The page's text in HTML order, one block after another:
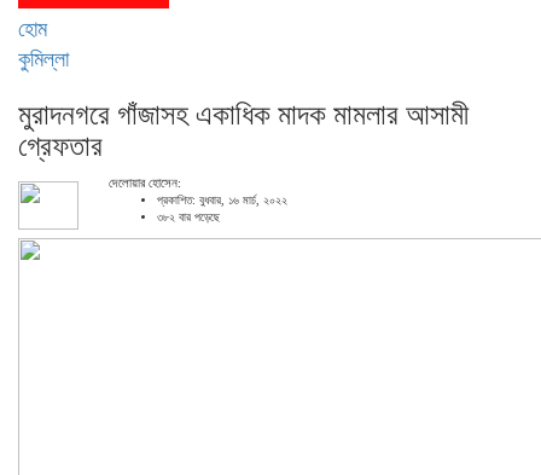
হোম
কুমিল্লা
মুরাদনগরে গাঁজাসহ একাধিক মাদক মামলার আসামী
গ্রেফতার
দেলোয়ার হোসেন:
প্রকাশিত: বুধবার, ১৬ মার্চ, ২০২২
৩৮২ বার পড়েছে